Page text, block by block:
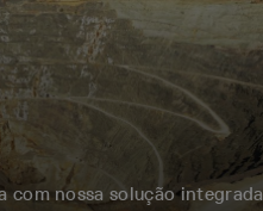
com nossa solução integrada